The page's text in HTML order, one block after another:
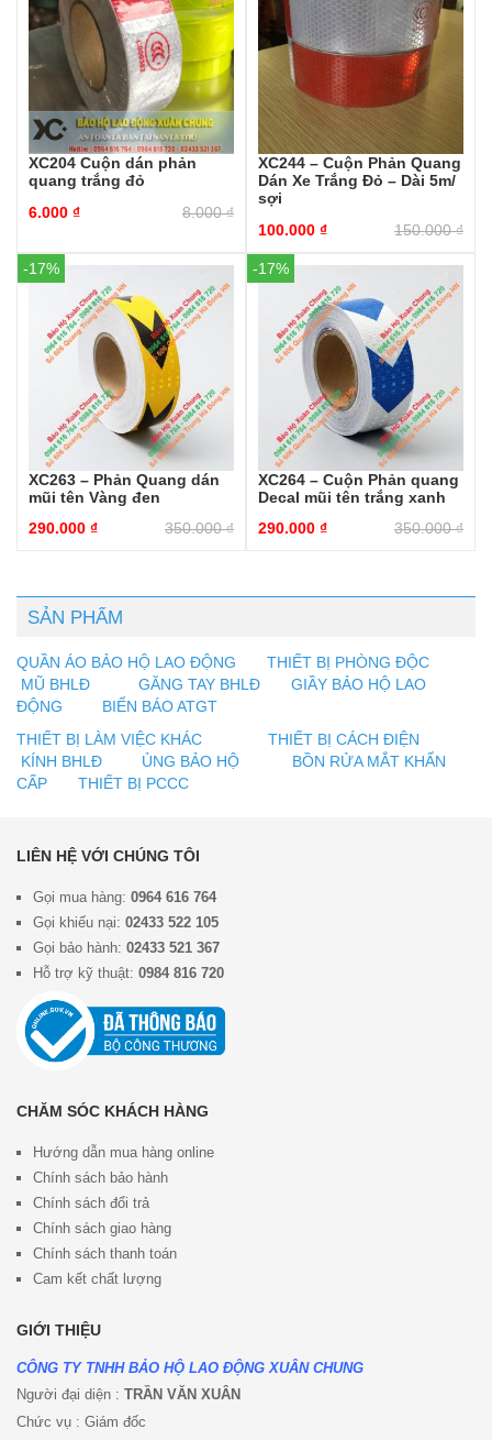
XC204 Cuộn dán phản
quang trắng đỏ
8.000₫
6.000 ₫
XC244 – Cuộn Phản Quang
Dán Xe Trắng Đỏ – Dài 5m/
sợi
150.000₫
100.000 ₫
-17%
XC263 – Phản Quang dán
mũi tên Vàng đen
350.000₫
290.000 ₫
-17%
XC264 – Cuộn Phản quang
Decal mũi tên trắng xanh
350.000₫
290.000 ₫
SẢN PHẨM
QUẦN ÁO BẢO HỘ LAO ĐỘNG
THIẾT BỊ PHÒNG ĐỘC
MŨ BHLĐ
GĂNG TAY BHLĐ
GIẦY BẢO HỘ LAO
ĐỘNG
BIỂN BÁO ATGT
THIẾT BỊ LÀM VIỆC KHÁC
THIẾT BỊ CÁCH ĐIỆN
KÍNH BHLĐ
ỦNG BẢO HỘ
BỒN RỬA MẮT KHẨN
CẤP
THIẾT BỊ PCCC
LIÊN HỆ VỚI CHÚNG TÔI
Gọi mua hàng: 0964 616 764
Gọi khiếu nại: 02433 522 105
Gọi bảo hành: 02433 521 367
Hỗ trợ kỹ thuật: 0984 816 720
CHĂM SÓC KHÁCH HÀNG
Hướng dẫn mua hàng online
Chính sách bảo hành
Chính sách đổi trả
Chính sách giao hàng
Chính sách thanh toán
Cam kết chất lượng
GIỚI THIỆU
CÔNG TY TNHH BẢO HỘ LAO ĐỘNG XUÂN CHUNG
Người đại diện : TRẦN VĂN XUÂN
Chức vụ : Giám đốc